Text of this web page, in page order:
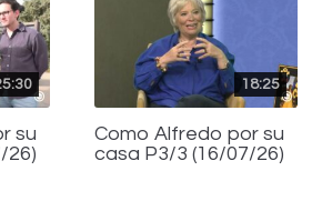
su
26)
18:25
Como Alfredo por su
casa P3/3 (16/07/26)